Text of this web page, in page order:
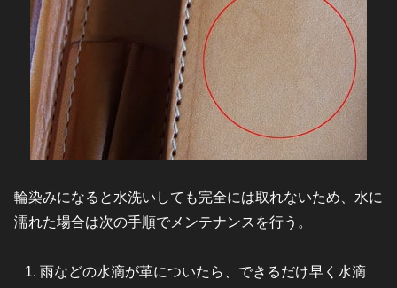
輪染みになると水洗いしても完全には取れないため、水に
濡れた場合は次の手順でメンテナンスを行う。
雨などの水滴が革についたら、できるだけ早く水滴